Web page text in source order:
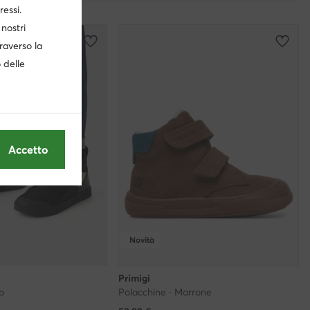
Novità
Primigi
Polacchine · Marrone
la
delle
Accetto